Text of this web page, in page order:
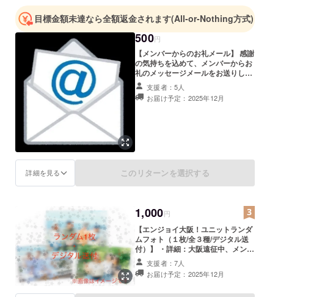
目標金額未達なら全額返金されます(All-or-Nothing方式)
500円
【メンバーからのお礼メール】 感謝
の気持ちを込めて、メンバーからお
礼のメッセージメールをお送りしま
す。 提供方法：一斉メール
支援者：5人
お届け予定：2025年12月
詳細を見る このリターンを選択する
1,000円
【エンジョイ大阪！ユニットランダ
ムフォト（１枚/全３種/デジタル送
付）】 ・詳細：大阪遠征中、メン
バーが3班に分かれて撮影した写真
（全3種）の中から、ランダムで1枚
をメールにてデジタルでお届けしま
支援者：7人
お届け予定：2025年12月